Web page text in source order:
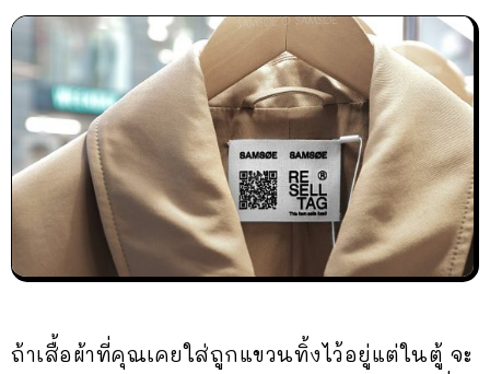
ถ้าเสื้อผ้าที่คุณเคยใส่ถูกแขวนทิ้งไว้อยู่แต่ในตู้ จะ